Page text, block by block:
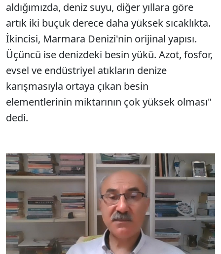
aldığımızda, deniz suyu, diğer yıllara göre
artık iki buçuk derece daha yüksek sıcaklıkta.
İkincisi, Marmara Denizi'nin orijinal yapısı.
Üçüncü ise denizdeki besin yükü. Azot, fosfor,
evsel ve endüstriyel atıkların denize
karışmasıyla ortaya çıkan besin
elementlerinin miktarının çok yüksek olması"
dedi.